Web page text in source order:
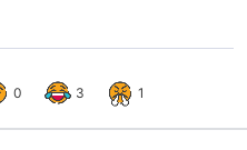
0 3 1